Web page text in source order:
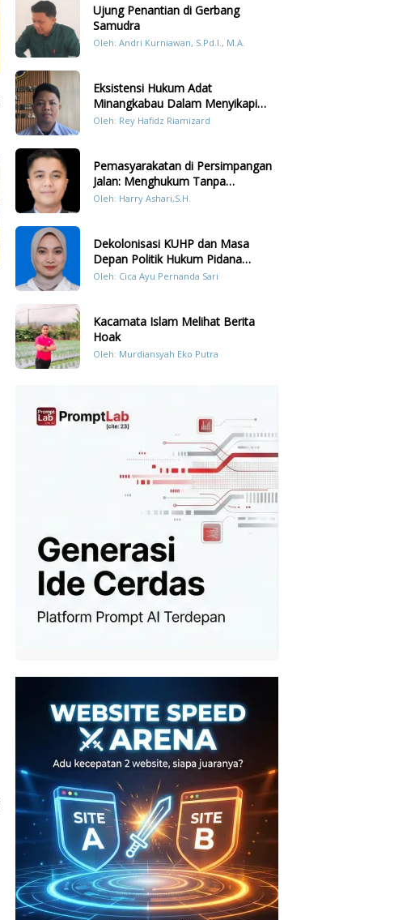
Ujung Penantian di Gerbang
Samudra
Oleh: Andri Kurniawan, S.Pd.I., M.A.
Eksistensi Hukum Adat
Minangkabau Dalam Menyikapi
Prilaku LGBT Analisis Perbandingan
Oleh: Rey Hafidz Riamizard
Pemasyarakatan di Persimpangan
Jalan: Menghukum Tanpa
Memulihkan?
Oleh: Harry Ashari,S.H.
Dekolonisasi KUHP dan Masa
Depan Politik Hukum Pidana
Indonesia
Oleh: Cica Ayu Pernanda Sari
Kacamata Islam Melihat Berita
Hoak
Oleh: Murdiansyah Eko Putra